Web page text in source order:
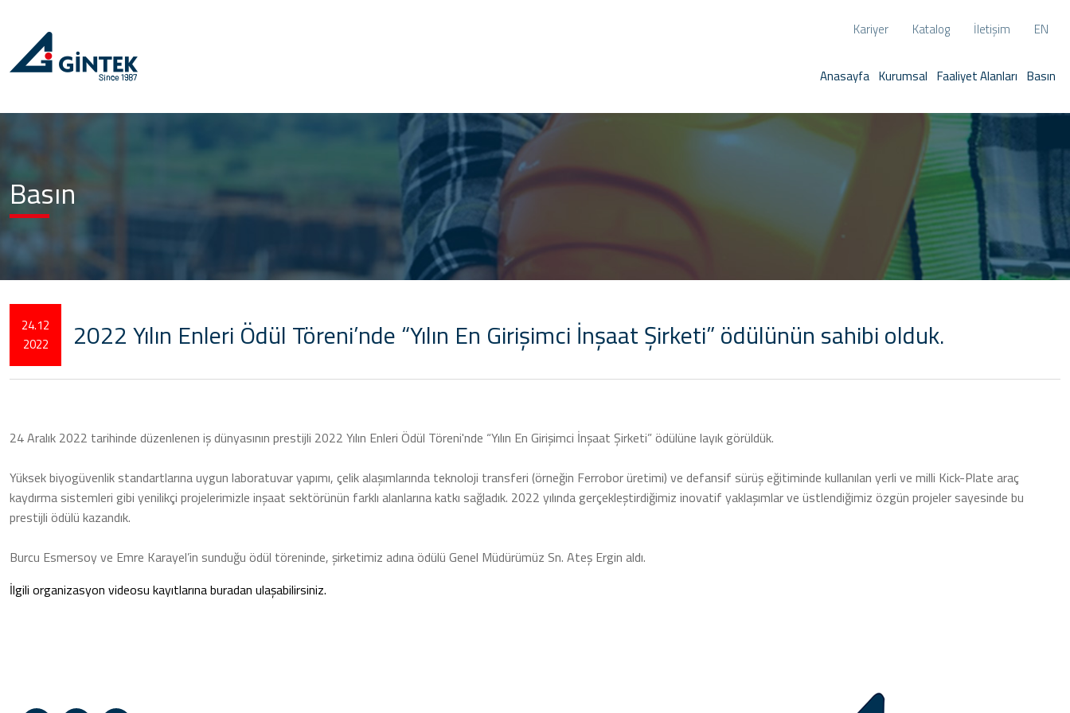
Kariyer Katalog İletişim EN
Anasayfa Kurumsal Faaliyet Alanları Basın
Basın
24.12
2022
2022 Yılın Enleri Ödül Töreni’nde “Yılın En Girişimci İnşaat Şirketi” ödülünün sahibi olduk.
24 Aralık 2022 tarihinde düzenlenen iş dünyasının prestijli 2022 Yılın Enleri Ödül Töreni'nde “Yılın En Girişimci İnşaat Şirketi” ödülüne layık görüldük.
Yüksek biyogüvenlik standartlarına uygun laboratuvar yapımı, çelik alaşımlarında teknoloji transferi (örneğin Ferrobor üretimi) ve defansif sürüş eğitiminde kullanılan yerli ve milli Kick-Plate araç
kaydırma sistemleri gibi yenilikçi projelerimizle inşaat sektörünün farklı alanlarına katkı sağladık. 2022 yılında gerçekleştirdiğimiz inovatif yaklaşımlar ve üstlendiğimiz özgün projeler sayesinde bu
prestijli ödülü kazandık.
Burcu Esmersoy ve Emre Karayel’in sunduğu ödül töreninde, şirketimiz adına ödülü Genel Müdürümüz Sn. Ateş Ergin aldı.
İlgili organizasyon videosu kayıtlarına buradan ulaşabilirsiniz.